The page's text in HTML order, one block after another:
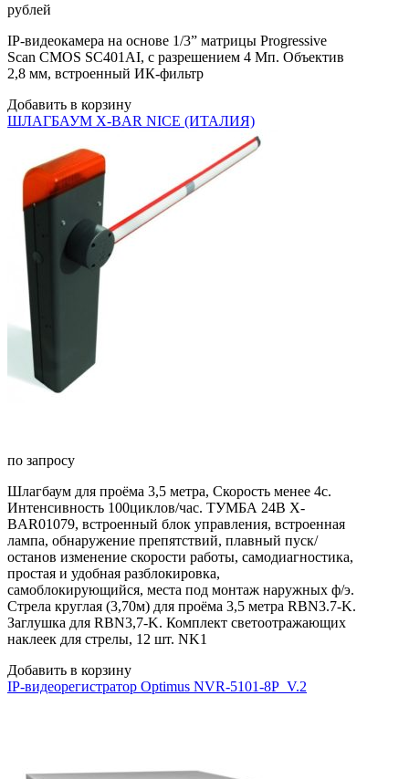
рублей
IP-видеокамера на основе 1/3” матрицы Progressive
Scan CMOS SC401AI, с разрешением 4 Мп. Объектив
2,8 мм, встроенный ИК-фильтр
Добавить в корзину
ШЛАГБАУМ X-BAR NICE (ИТАЛИЯ)
по запросу
Шлагбаум для проёма 3,5 метра, Скорость менее 4с.
Интенсивность 100циклов/час. ТУМБА 24В X-
BAR01079, встроенный блок управления, встроенная
лампа, обнаружение препятствий, плавный пуск/
останов изменение скорости работы, самодиагностика,
простая и удобная разблокировка,
самоблокирующийся, места под монтаж наружных ф/э.
Стрела круглая (3,70м) для проёма 3,5 метра RBN3.7-K.
Заглушка для RBN3,7-K. Комплект светоотражающих
наклеек для стрелы, 12 шт. NK1
Добавить в корзину
IP-видеорегистратор Optimus NVR-5101-8P_V.2